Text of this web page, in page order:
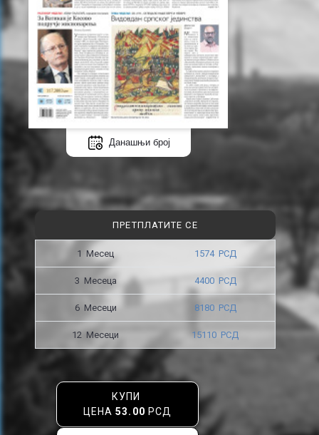
Данашњи број
ПРЕТПЛАТИТЕ СЕ
1 Месец 1574 РСД
3 Месецa 4400 РСД
6 Месеци 8180 РСД
12 Месеци 15110 РСД
КУПИ
ЦЕНА53.00 РСД